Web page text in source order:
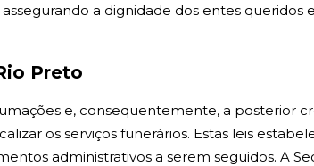
assegurando a dignidade dos entes
Preto
e, consequentemente, a posterior
os serviços funerários. Estas leis
administrativos a serem seguidos. A